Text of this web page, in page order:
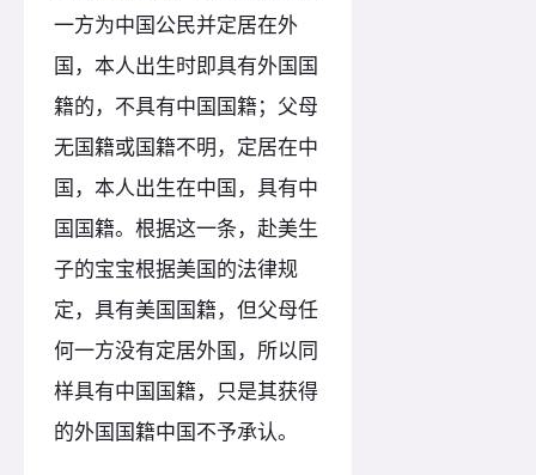
一方为中国公民并定居在外
国，本人出生时即具有外国国
籍的，不具有中国国籍；父母
无国籍或国籍不明，定居在中
国，本人出生在中国，具有中
国国籍。根据这一条，赴美生
子的宝宝根据美国的法律规
定，具有美国国籍，但父母任
何一方没有定居外国，所以同
样具有中国国籍，只是其获得
的外国国籍中国不予承认。